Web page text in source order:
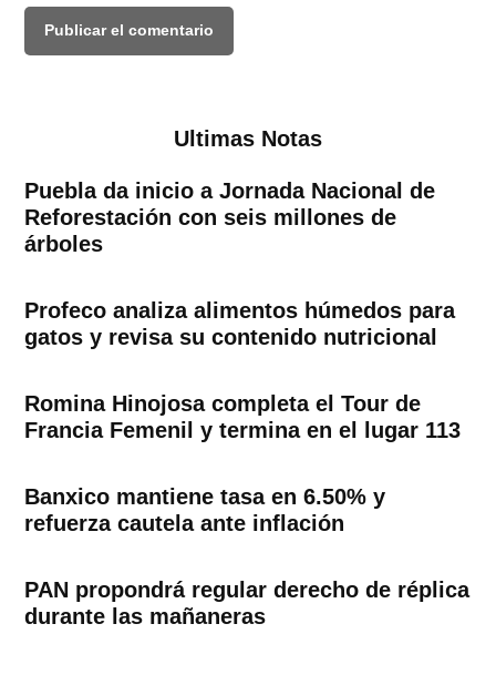
Ultimas Notas
Puebla da inicio a Jornada Nacional de
Reforestación con seis millones de
árboles
Profeco analiza alimentos húmedos para
gatos y revisa su contenido nutricional
Romina Hinojosa completa el Tour de
Francia Femenil y termina en el lugar 113
Banxico mantiene tasa en 6.50% y
refuerza cautela ante inflación
PAN propondrá regular derecho de réplica
durante las mañaneras